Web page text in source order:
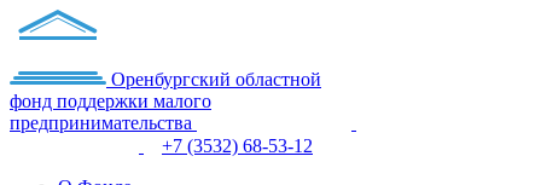
Оренбургский областной
фонд поддержки малого
предпринимательства
+7 (3532) 68-53-12